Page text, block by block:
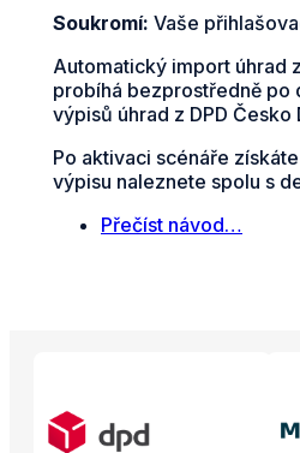
Soukromí: Vaše
Automatický import úhrad
probíhá bezprostředně po
výpisů úhrad z DPD
Po aktivaci scénáře
výpisu naleznete spolu s
Přečíst návod…